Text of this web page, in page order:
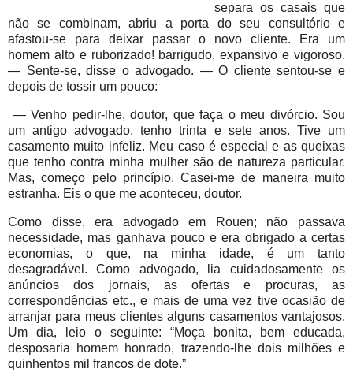
separa os casais que
não se combinam, abriu a porta do seu consultório e
afastou-se para deixar passar o novo cliente. Era um
homem alto e ruborizado! barrigudo, expansivo e vigoroso.
— Sente-se, disse o advogado. — O cliente sentou-se e
depois de tossir um pouco:
— Venho pedir-lhe, doutor, que faça o meu divórcio. Sou
um antigo advogado, tenho trinta e sete anos. Tive um
casamento muito infeliz. Meu caso é especial e as queixas
que tenho contra minha mulher são de natureza particular.
Mas, começo pelo princípio. Casei-me de maneira muito
estranha. Eis o que me aconteceu, doutor.
Como disse, era advogado em Rouen; não passava
necessidade, mas ganhava pouco e era obrigado a certas
economias, o que, na minha idade, é um tanto
desagradável. Como advogado, lia cuidadosamente os
anúncios dos jornais, as ofertas e procuras, as
correspondências etc., e mais de uma vez tive ocasião de
arranjar para meus clientes alguns casamentos vantajosos.
Um dia, leio o seguinte: “Moça bonita, bem educada,
desposaria homem honrado, trazendo-lhe dois milhões e
quinhentos mil francos de dote.”